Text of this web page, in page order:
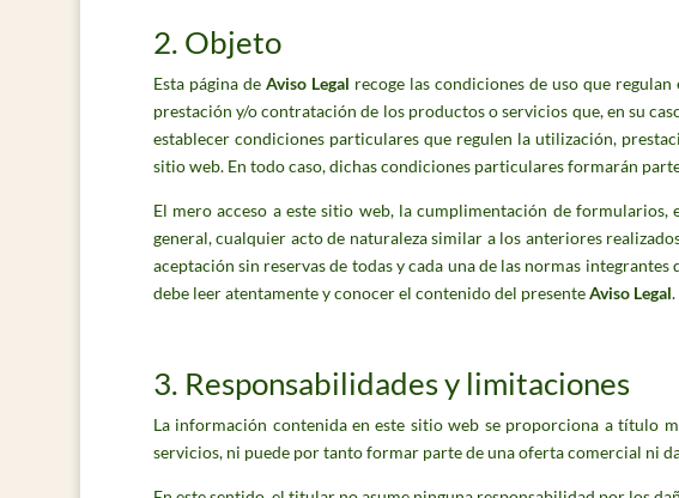
2. Objeto
Esta página de Aviso Legal recoge las condiciones de uso que
prestación y/o contratación de los productos o servicios que, en su
establecer condiciones particulares que regulen la utilización,
sitio web. En todo caso, dichas condiciones particulares formarán
El mero acceso a este sitio web, la cumplimentación de
general, cualquier acto de naturaleza similar a los anteriores
aceptación sin reservas de todas y cada una de las normas integrantes
debe leer atentamente y conocer el contenido del presenteAviso Legal.
3. Responsabilidades y limitaciones
La información contenida en este sitio web se proporciona a título
servicios, ni puede por tanto formar parte de una oferta comercial ni